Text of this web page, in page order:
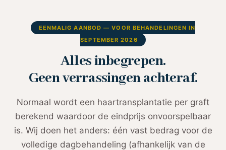
EENMALIG AANBOD — VOOR BEHANDELINGEN IN
SEPTEMBER 2026
Alles inbegrepen.
Geen verrassingen achteraf.
Normaal wordt een haartransplantatie per graft
berekend waardoor de eindprijs onvoorspelbaar
is. Wij doen het anders: één vast bedrag voor de
volledige dagbehandeling (afhankelijk van de